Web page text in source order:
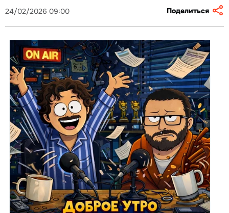
24/02/2026 09:00 Поделиться